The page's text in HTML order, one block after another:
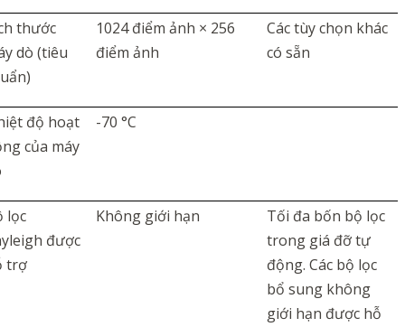
thước
dò (tiêu
1024 điểm ảnh × 256
điểm ảnh
Các tùy chọn khác
có sẵn
độ hoạt
của máy
-70 °C
lọc
được
trợ
Không giới hạn
Tối đa bốn bộ lọc
trong giá đỡ tự
động. Các bộ lọc
bổ sung không
giới hạn được hỗ